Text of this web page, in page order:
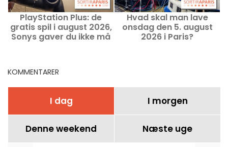
PlayStation Plus: de
gratis spil i august 2026,
Sonys gaver du ikke må
Hvad skal man lave
onsdag den 5. august
2026 i Paris?
KOMMENTARER
I dag I morgen
Denne weekend Næste uge